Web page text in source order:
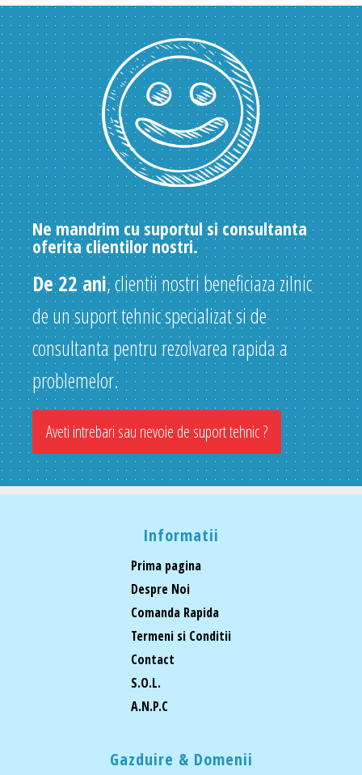
Ne mandrim cu suportul si consultanta
oferita clientilor nostri.
De 22 ani, clientii nostri beneficiaza zilnic
de un suport tehnic specializat si de
consultanta pentru rezolvarea rapida a
problemelor.
Aveti intrebari sau nevoie de suport tehnic ?
Informatii
Prima pagina
Despre Noi
Comanda Rapida
Termeni si Conditii
Contact
S.O.L.
A.N.P.C
Gazduire & Domenii